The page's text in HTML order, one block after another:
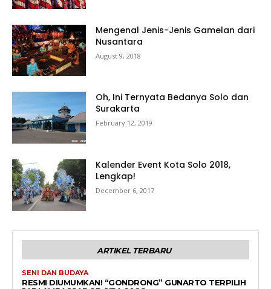
Mengenal Jenis-Jenis Gamelan dari
Nusantara
August 9, 2018
Oh, Ini Ternyata Bedanya Solo dan
Surakarta
February 12, 2019
Kalender Event Kota Solo 2018,
Lengkap!
December 6, 2017
ARTIKEL TERBARU
SENI DAN BUDAYA
RESMI DIUMUMKAN! “GONDRONG” GUNARTO TERPILIH